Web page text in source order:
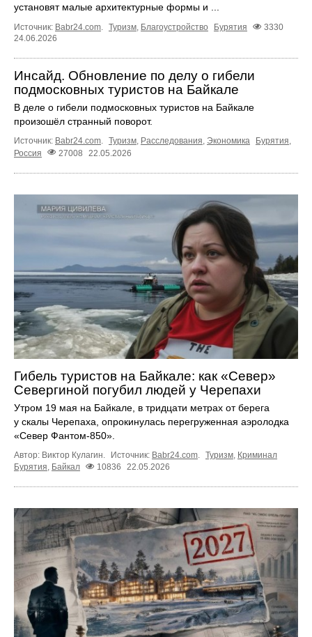
установят малые архитектурные формы и ...
Источник: Babr24.com. Туризм, Благоустройство Бурятия
3330
24.06.2026
Инсайд. Обновление по делу о гибели
подмосковных туристов на Байкале
В деле о гибели подмосковных туристов на Байкале
произошёл странный поворот.
Источник: Babr24.com. Туризм, Расследования, Экономика Бурятия,
Россия
27008 22.05.2026
Гибель туристов на Байкале: как «Север»
Севергиной погубил людей у Черепахи
Утром 19 мая на Байкале, в тридцати метрах от берега
у скалы Черепаха, опрокинулась перегруженная аэролодка
«Север Фантом-850».
Автор: Виктор Кулагин. Источник: Babr24.com. Туризм, Криминал
Бурятия, Байкал 10836 22.05.2026